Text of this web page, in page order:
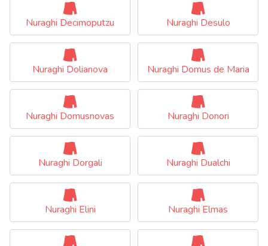
Nuraghi Decimoputzu Nuraghi Desulo
Nuraghi Dolianova Nuraghi Domus de Maria
Nuraghi Domusnovas Nuraghi Donori
Nuraghi Dorgali Nuraghi Dualchi
Nuraghi Elini Nuraghi Elmas